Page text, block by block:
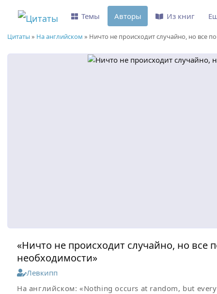
Цитаты » На английском » Ничто не происходит случайно, но все
«Ничто не происходит случайно, но все
необходимости»
Левкипп
На английском: «Nothing occurs at random, but
Темы Авторы Из книг